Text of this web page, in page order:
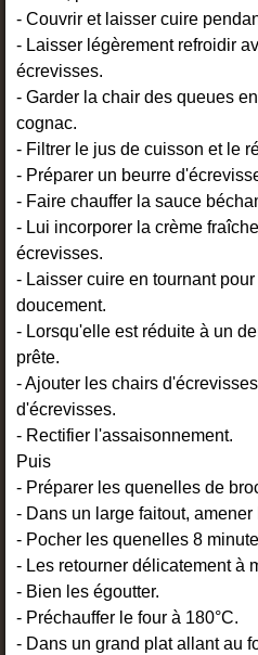
- Couvrir et laisser cuire
- Laisser légèrement refroidir
écrevisses.
- Garder la chair des queues
cognac.
- Filtrer le jus de cuisson et le
- Préparer un beurre
- Faire chauffer la sauce
- Lui incorporer la crème
écrevisses.
- Laisser cuire en tournant
doucement.
- Lorsqu'elle est réduite à un
prête.
- Ajouter les chairs
d'écrevisses.
- Rectifier l'assaisonnement.
Puis
- Préparer les quenelles de
- Dans un large faitout,
- Pocher les quenelles 8
- Les retourner délicatement à
- Bien les égoutter.
- Préchauffer le four à 180°C.
- Dans un grand plat allant au